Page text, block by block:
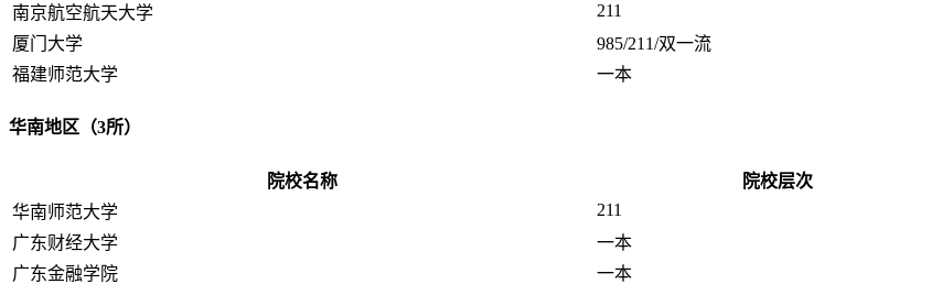
南京航空航天大学
211
厦门大学
985/211/双一流
福建师范大学
一本
华南地区（3所）
院校名称 院校层次
华南师范大学
211
广东财经大学
一本
广东金融学院
一本